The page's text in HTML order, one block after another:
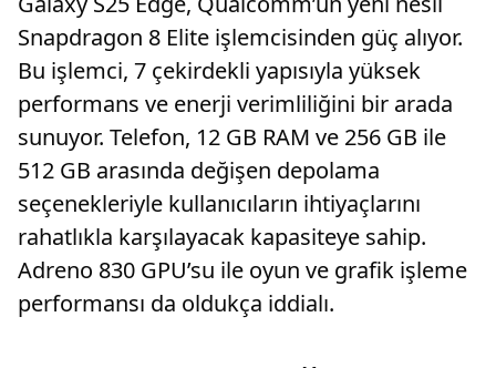
Snapdragon 8 Elite işlemcisinden güç alıyor.
Bu işlemci, 7 çekirdekli yapısıyla yüksek
performans ve enerji verimliliğini bir arada
sunuyor. Telefon, 12 GB RAM ve 256 GB ile
512 GB arasında değişen depolama
seçenekleriyle kullanıcıların ihtiyaçlarını
rahatlıkla karşılayacak kapasiteye sahip.
Adreno 830 GPU’su ile oyun ve grafik işleme
performansı da oldukça iddialı.